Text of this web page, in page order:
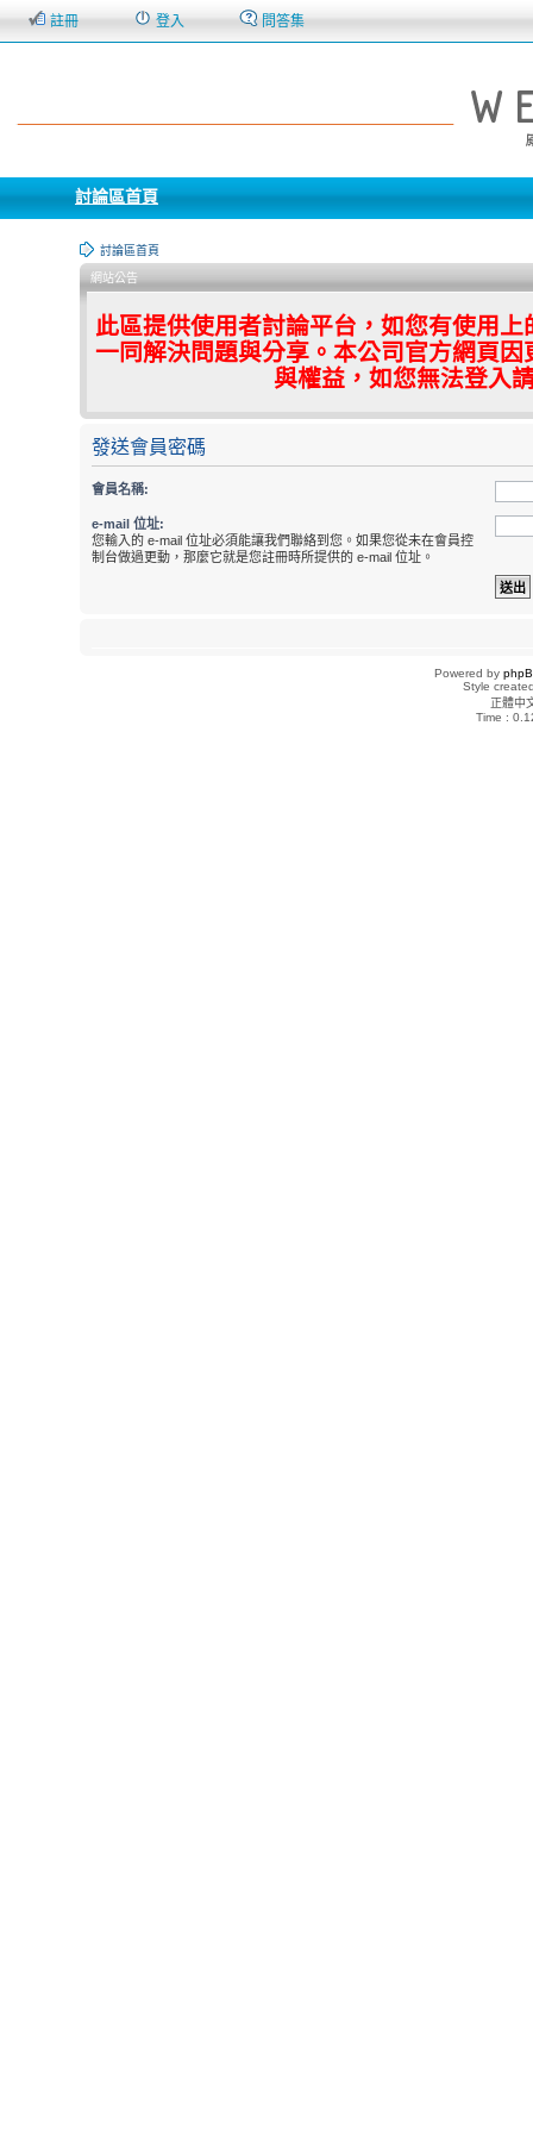
註冊 登入 問答集
討論區首頁
討論區首頁
網站公告
此區提供使用者討論平台，如您有使用
一同解決問題與分享。本公司官方網頁
與權益，如您無法登入
發送會員密碼
會員名稱:
e-mail 位址:
您輸入的 e-mail 位址必須能讓我們聯絡到您。如果您從未在會員控
制台做過更動，那麼它就是您註冊時所提供的 e-mail 位址。
Powered by
Style
正體中
Time :